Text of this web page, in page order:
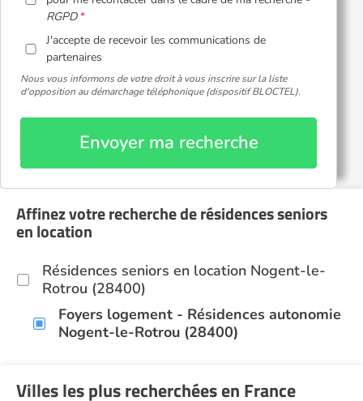
RGPD
J'accepte de recevoir les communications de
partenaires
Nous vous informons de votre droit à vous inscrire sur la liste
d'opposition au démarchage téléphonique (dispositif BLOCTEL).
Envoyer ma recherche
Affinez votre recherche de résidences seniors
en location
Résidences seniors en location Nogent-le-
Rotrou (28400)
Foyers logement - Résidences autonomie
Nogent-le-Rotrou (28400)
Villes les plus recherchées en France